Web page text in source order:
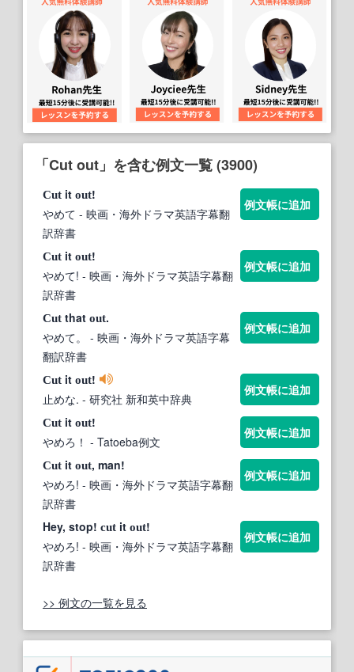
「Cut out」を含む例文一覧 (3900)
Cut it out!
やめて - 映画・海外ドラマ英語字幕翻
訳辞書
例文帳に追加
Cut it out!
やめて! - 映画・海外ドラマ英語字幕翻
訳辞書
例文帳に追加
Cut that out.
やめて。
- 映画・海外ドラマ英語字幕
翻訳辞書
例文帳に追加
Cut it out!
止めな. - 研究社 新和英中辞典
例文帳に追加
Cut it out!
やめろ！ - Tatoeba例文
例文帳に追加
Cut it out, man!
やめろ! - 映画・海外ドラマ英語字幕翻
訳辞書
例文帳に追加
Hey, stop! cut it out!
やめろ! - 映画・海外ドラマ英語字幕翻
訳辞書
例文帳に追加
>> 例文の一覧を見る